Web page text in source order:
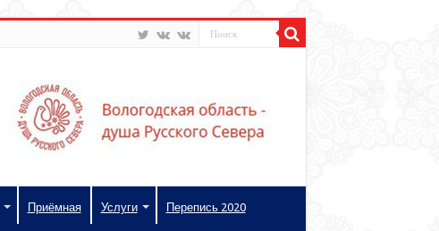
Приёмная Услуги Перепись 2020